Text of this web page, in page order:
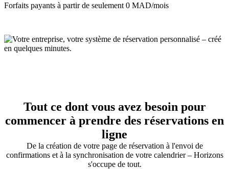
Forfaits payants à partir de seulement 0 MAD/mois
Tout ce dont vous avez besoin pour
commencer à prendre des réservations en
ligne
De la création de votre page de réservation à l'envoi de
confirmations et à la synchronisation de votre calendrier – Horizons
s'occupe de tout.